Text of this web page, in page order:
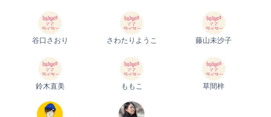
谷口さおり さわたりようこ 藤山未沙子
鈴木直美 ももこ 草間梓